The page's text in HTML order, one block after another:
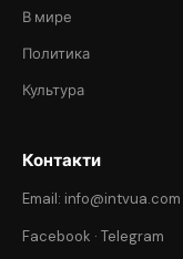
В мире
Политика
Культура
Контакти
Email: info@intvua.com
Facebook · Telegram